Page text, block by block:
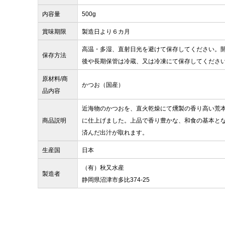
内容量 500g
賞味期限 製造日より６カ月
保存方法
高温・多湿、直射日光を避けて保存してください。
後や長期保管は冷蔵、又は冷凍にて保存してください
原材料/商
品内容
かつお（国産）
商品説明
近海物のかつおを、直火乾燥にて燻製の香り高い荒
に仕上げました。上品で香り豊かな、和食の基本と
済んだ出汁が取れます。
生産国 日本
製造者
（有）秋又水産
静岡県沼津市多比374-25